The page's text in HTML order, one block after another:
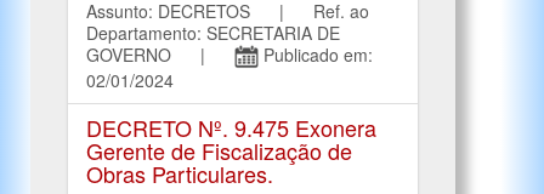
Assunto: DECRETOS | Ref. ao
Departamento: SECRETARIA DE
GOVERNO |
Publicado em:
02/01/2024
DECRETO Nº. 9.475 Exonera
Gerente de Fiscalização de
Obras Particulares.